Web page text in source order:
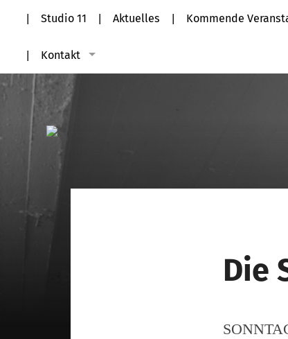
Studio 11 Aktuelles Kommende
Kontakt
Die